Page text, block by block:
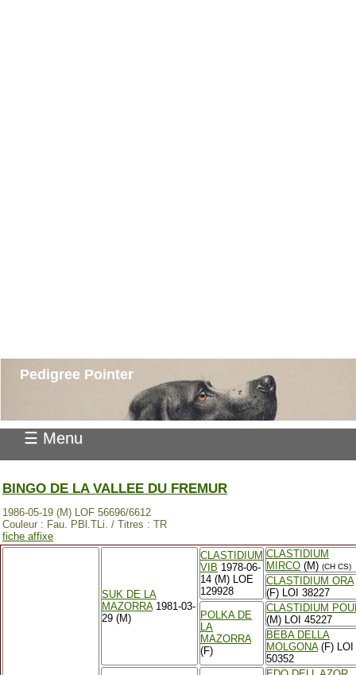
Pedigree Pointer
☰ Menu
BINGO DE LA VALLEE DU FREMUR
1986-05-19 (M) LOF 56696/6612
Couleur : Fau. PBl.TLi. / Titres : TR
fiche affixe
SUK DE LA
MAZORRA1981-03-
29 (M)
CLASTIDIUM
VIB 1978-06-
14 (M) LOE
129928
CLASTIDIUM
MIRCO (M) (CH CS)
CLASTIDIUM ORA
(F) LOI 38227
POLKA DE
LA
MAZORRA
(F)
CLASTIDIUM
(M) LOI 45227
BEBA DELLA
MOLGONA(F) LOI
50352